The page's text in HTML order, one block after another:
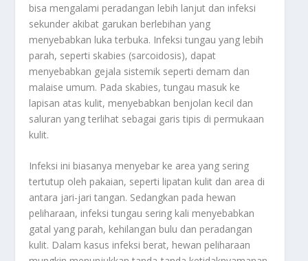
bisa mengalami peradangan lebih lanjut dan infeksi
sekunder akibat garukan berlebihan yang
menyebabkan luka terbuka. Infeksi tungau yang lebih
parah, seperti skabies (sarcoidosis), dapat
menyebabkan gejala sistemik seperti demam dan
malaise umum. Pada skabies, tungau masuk ke
lapisan atas kulit, menyebabkan benjolan kecil dan
saluran yang terlihat sebagai garis tipis di permukaan
kulit.
Infeksi ini biasanya menyebar ke area yang sering
tertutup oleh pakaian, seperti lipatan kulit dan area di
antara jari-jari tangan. Sedangkan pada hewan
peliharaan, infeksi tungau sering kali menyebabkan
gatal yang parah, kehilangan bulu dan peradangan
kulit. Dalam kasus infeksi berat, hewan peliharaan